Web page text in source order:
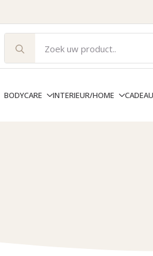
for:
BODYCARE INTERIEUR/HOME